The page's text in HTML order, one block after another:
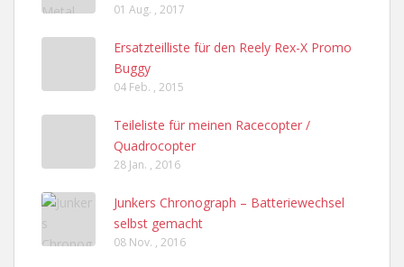
01 Aug. , 2017
Ersatzteilliste für den Reely Rex-X Promo
Buggy
04 Feb. , 2015
Teileliste für meinen Racecopter /
Quadrocopter
28 Jan. , 2016
Junkers Chronograph – Batteriewechsel
selbst gemacht
08 Nov. , 2016